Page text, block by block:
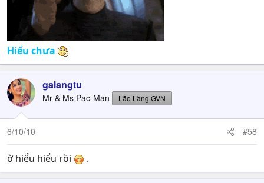
Hiểu chưa
galangtu
Mr & Ms Pac-Man Lão Làng GVN
6/10/10 #58
ờ hiểu hiểu rồi .